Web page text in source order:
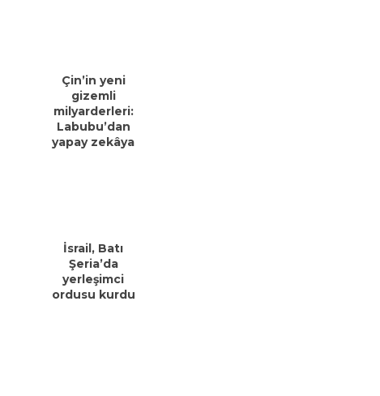
Çin’in yeni
gizemli
milyarderleri:
Labubu’dan
yapay zekâya
İsrail, Batı
Şeria’da
yerleşimci
ordusu kurdu